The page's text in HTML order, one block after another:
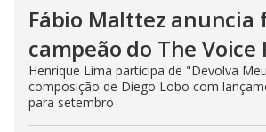
Fábio Malttez anuncia
campeão do The Voice
Henrique Lima participa de "Devolva
composição de Diego Lobo com
para setembro